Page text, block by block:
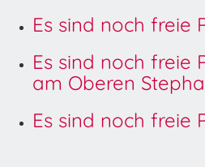
Es sind noch freie
Es sind noch freie
am Oberen
Es sind noch freie